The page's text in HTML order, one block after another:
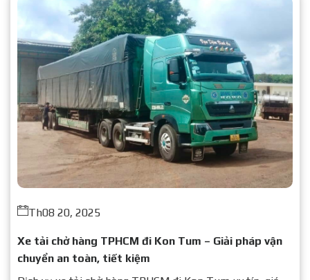
Th08 20, 2025
Xe tải chở hàng TPHCM đi Kon Tum – Giải pháp vận
chuyển an toàn, tiết kiệm